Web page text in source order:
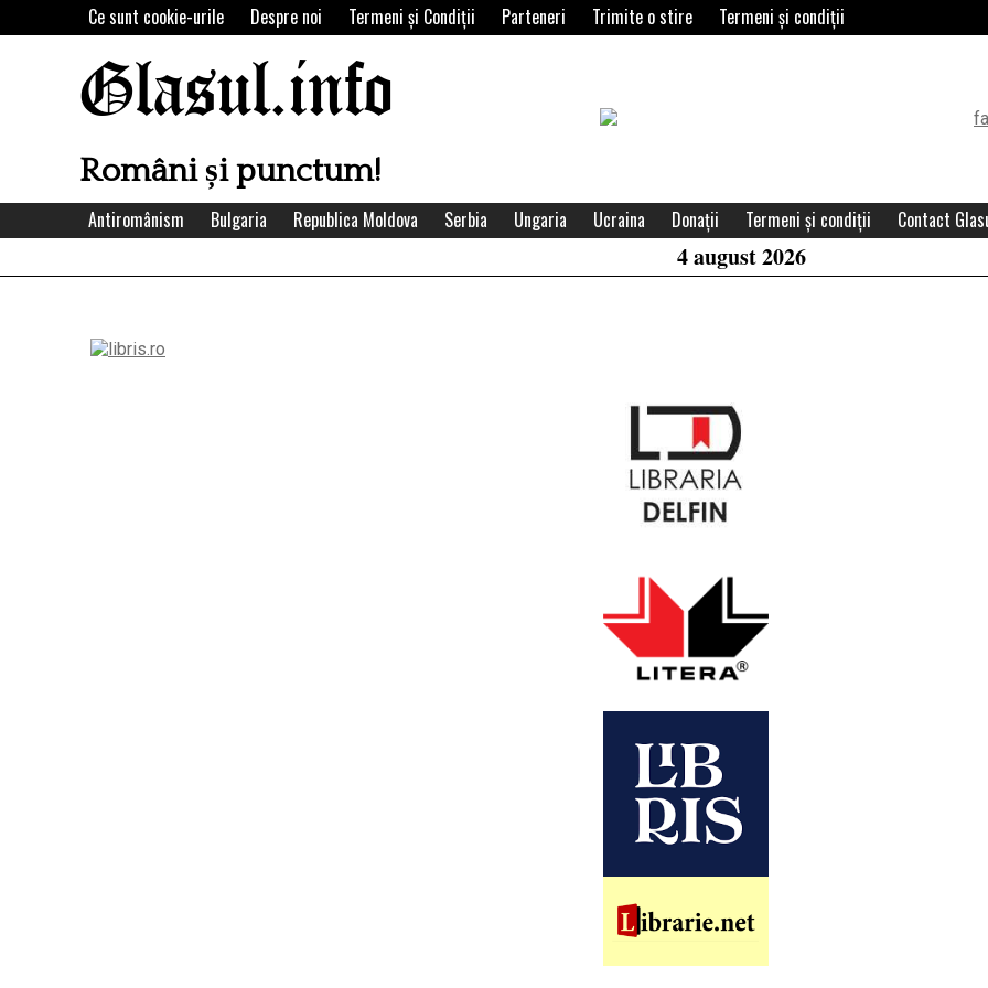
to
Ce sunt cookie-urile Despre noi Termeni şi Condiţii Parteneri Trimite o stire Termeni și condiții
Glasul.info
Români și punctum!
Header
Area
Antiromânism Bulgaria Republica Moldova Serbia Ungaria Ucraina Donații Termeni și condiții Contact
4 august 2026
Left
Asides